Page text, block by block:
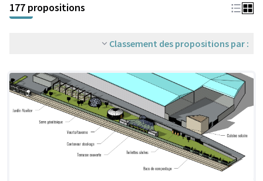
177 propositions
Classement des propositions par :